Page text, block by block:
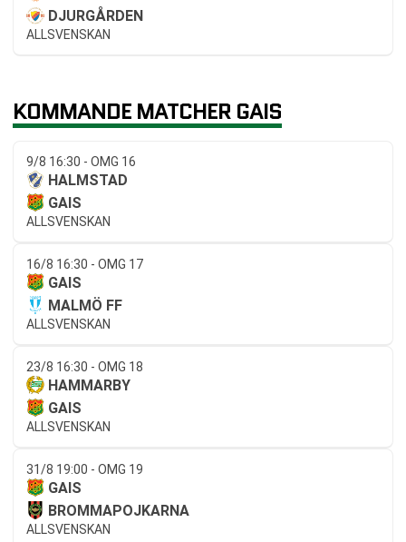
DJURGÅRDEN
ALLSVENSKAN
KOMMANDE MATCHER GAIS
9/8 16:30 - OMG 16
HALMSTAD
GAIS
ALLSVENSKAN
16/8 16:30 - OMG 17
GAIS
MALMÖ FF
ALLSVENSKAN
23/8 16:30 - OMG 18
HAMMARBY
GAIS
ALLSVENSKAN
31/8 19:00 - OMG 19
GAIS
BROMMAPOJKARNA
ALLSVENSKAN